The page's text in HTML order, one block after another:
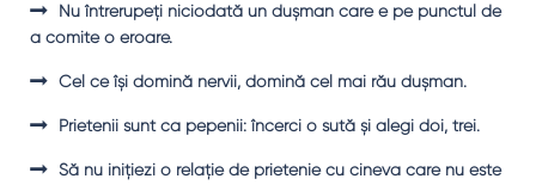
Nu întrerupeţi niciodată un duşman care e pe punctul de
a comite o eroare.
Cel ce îşi domină nervii, domină cel mai rău duşman.
Prietenii sunt ca pepenii: încerci o sută şi alegi doi, trei.
Să nu iniţiezi o relaţie de prietenie cu cineva care nu este